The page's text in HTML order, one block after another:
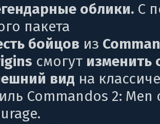
облики. С
пакета
бойцов из
смогут изменить
вид на
Commandos 2: Men